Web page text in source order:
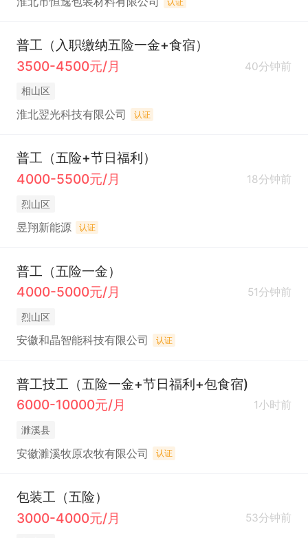
普工（入职缴纳五险一金+食宿）
3500-4500元/月
40分钟前
相山区
淮北翌光科技有限公司 认证
普工（五险+节日福利）
4000-5500元/月
18分钟前
烈山区
昱翔新能源 认证
普工（五险一金）
4000-5000元/月
51分钟前
烈山区
安徽和晶智能科技有限公司 认证
普工技工（五险一金+节日福利+包食宿)
6000-10000元/月
1小时前
濉溪县
安徽濉溪牧原农牧有限公司 认证
包装工（五险）
3000-4000元/月
53分钟前